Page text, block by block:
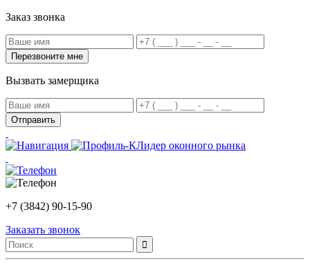
Заказ звонка
Вызвать замерщика
Лидер оконного рынка
+7 (3842) 90-15-90
Заказать звонок